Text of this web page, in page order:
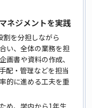
ネジメントを実践
割を分担しながら
い、全体の業務を担
画書や資料の作成、
配・管理などを担当
的に進める工夫を重